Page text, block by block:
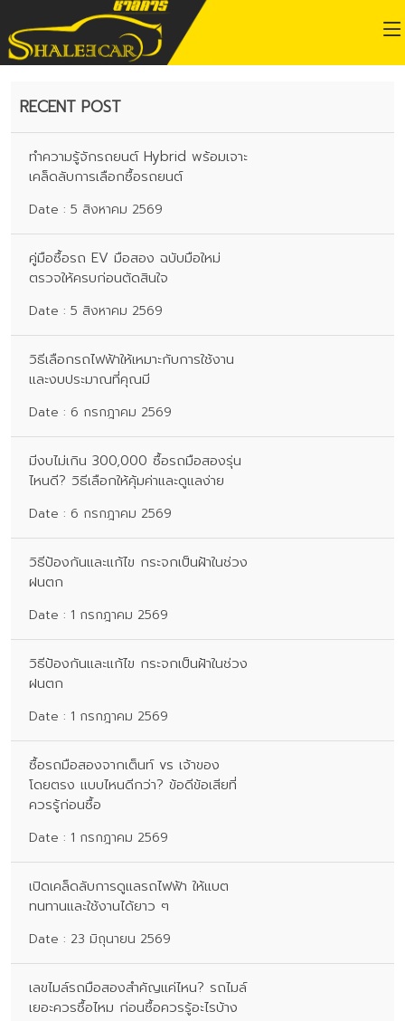
RECENT POST
ทำความรู้จักรถยนต์ Hybrid พร้อมเจาะ
เคล็ดลับการเลือกซื้อรถยนต์
Date : 5 สิงหาคม 2569
คู่มือซื้อรถ EV มือสอง ฉบับมือใหม่
ตรวจให้ครบก่อนตัดสินใจ
Date : 5 สิงหาคม 2569
วิธีเลือกรถไฟฟ้าให้เหมาะกับการใช้งาน
และงบประมาณที่คุณมี
Date : 6 กรกฎาคม 2569
มีงบไม่เกิน 300,000 ซื้อรถมือสองรุ่น
ไหนดี? วิธีเลือกให้คุ้มค่าและดูแลง่าย
Date : 6 กรกฎาคม 2569
วิธีป้องกันและแก้ไข กระจกเป็นฝ้าในช่วง
ฝนตก
Date : 1 กรกฎาคม 2569
วิธีป้องกันและแก้ไข กระจกเป็นฝ้าในช่วง
ฝนตก
Date : 1 กรกฎาคม 2569
ซื้อรถมือสองจากเต็นท์ vs เจ้าของ
โดยตรง แบบไหนดีกว่า? ข้อดีข้อเสียที่
ควรรู้ก่อนซื้อ
Date : 1 กรกฎาคม 2569
เปิดเคล็ดลับการดูแลรถไฟฟ้า ให้แบต
ทนทานและใช้งานได้ยาว ๆ
Date : 23 มิถุนายน 2569
เลขไมล์รถมือสองสำคัญแค่ไหน? รถไมล์
เยอะควรซื้อไหม ก่อนซื้อควรรู้อะไรบ้าง